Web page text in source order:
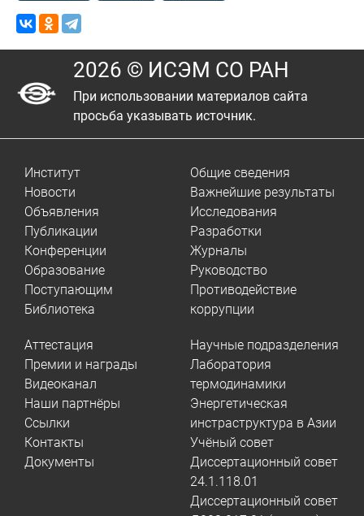
2026 © ИСЭМ СО РАН
При использовании материалов сайта
просьба указывать источник.
Институт
Новости
Объявления
Публикации
Конференции
Образование
Поступающим
Библиотека
Общие сведения
Важнейшие результаты
Исследования
Разработки
Журналы
Руководство
Противодействие
коррупции
Аттестация
Премии и награды
Видеоканал
Наши партнёры
Ссылки
Контакты
Документы
Научные подразделения
Лаборатория
термодинамики
Энергетическая
инстраструктура в Азии
Учёный совет
Диссертационный совет
24.1.118.01
Диссертационный совет